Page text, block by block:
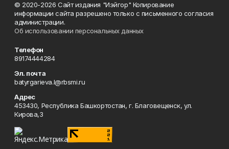
© 2020-2026 Сайт издания "Иэйгор" Копирование
информации сайта разрешено только с письменного согласия
администрации.
Об использовании персональных данных
Телефон
89174444284
Эл. почта
batyrgarieva.l@rbsmi.ru
Адрес
453430, Республика Башкортостан, г. Благовещенск, ул.
Кирова,3